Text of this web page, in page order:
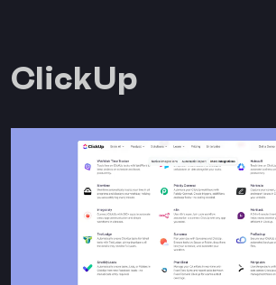
ClickUp